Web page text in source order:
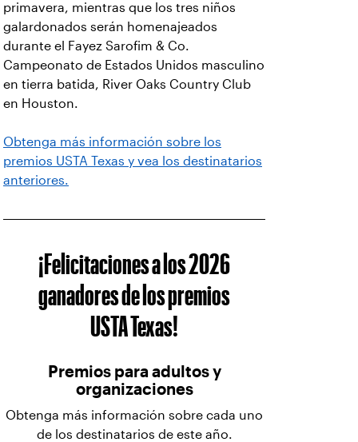
primavera, mientras que los tres niños
galardonados serán homenajeados
durante el Fayez Sarofim & Co.
Campeonato de Estados Unidos masculino
en tierra batida, River Oaks Country Club
en Houston.
Obtenga más información sobre los
premios USTA Texas y vea los destinatarios
anteriores.
¡Felicitaciones a los 2026
ganadores de los premios
USTA Texas!
Premios para adultos y
organizaciones
Obtenga más información sobre cada uno
de los destinatarios de este año.